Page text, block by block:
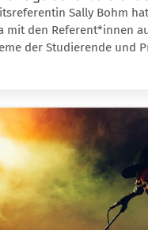
Sally Bohm
mit den Referent*innen
der Studierende und